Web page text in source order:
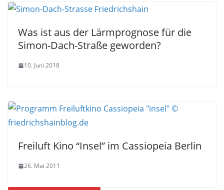
Was ist aus der Lärmprognose für die
Simon-Dach-Straße geworden?
10. Juni 2018
Freiluft Kino “Insel” im Cassiopeia Berlin
26. Mai 2011